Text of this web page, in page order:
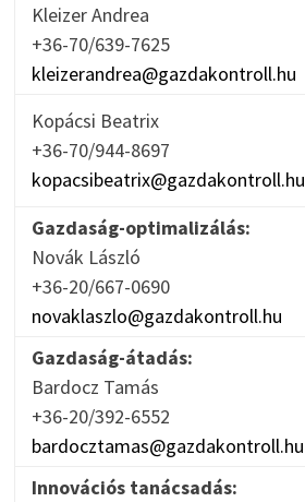
Kleizer Andrea
+36-70/639-7625
kleizerandrea@gazdakontroll.hu
Kopácsi Beatrix
+36-70/944-8697
kopacsibeatrix@gazdakontroll.hu
Gazdaság-optimalizálás:
Novák László
+36-20/667-0690
novaklaszlo@gazdakontroll.hu
Gazdaság-átadás:
Bardocz Tamás
+36-20/392-6552
bardocztamas@gazdakontroll.hu
Innovációs tanácsadás: